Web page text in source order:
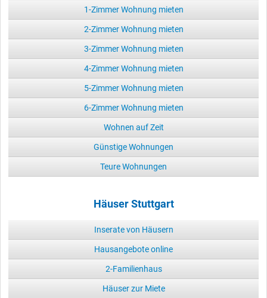
1-Zimmer Wohnung mieten
2-Zimmer Wohnung mieten
3-Zimmer Wohnung mieten
4-Zimmer Wohnung mieten
5-Zimmer Wohnung mieten
6-Zimmer Wohnung mieten
Wohnen auf Zeit
Günstige Wohnungen
Teure Wohnungen
Häuser Stuttgart
Inserate von Häusern
Hausangebote online
2-Familienhaus
Häuser zur Miete